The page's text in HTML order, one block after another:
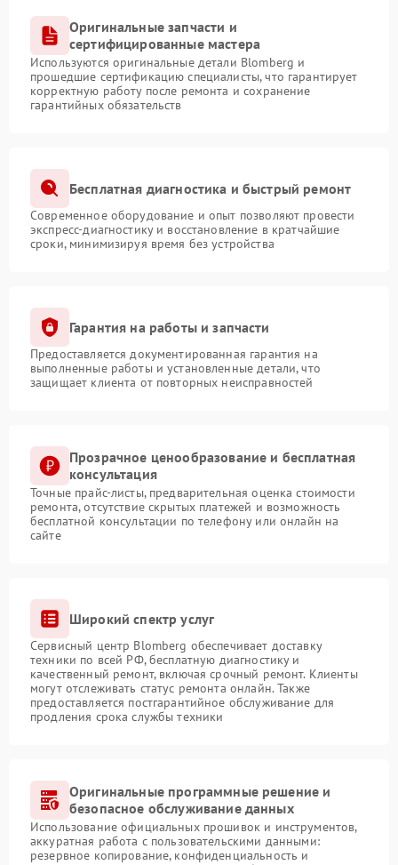
Оригинальные запчасти и
сертифицированные мастера
Используются оригинальные детали Blomberg и
прошедшие сертификацию специалисты, что гарантирует
корректную работу после ремонта и сохранение
гарантийных обязательств
Бесплатная диагностика и быстрый ремонт
Современное оборудование и опыт позволяют провести
экспресс-диагностику и восстановление в кратчайшие
сроки, минимизируя время без устройства
Гарантия на работы и запчасти
Предоставляется документированная гарантия на
выполненные работы и установленные детали, что
защищает клиента от повторных неисправностей
Прозрачное ценообразование и бесплатная
консультация
Точные прайс-листы, предварительная оценка стоимости
ремонта, отсутствие скрытых платежей и возможность
бесплатной консультации по телефону или онлайн на
сайте
Широкий спектр услуг
Сервисный центр Blomberg обеспечивает доставку
техники по всей РФ, бесплатную диагностику и
качественный ремонт, включая срочный ремонт. Клиенты
могут отслеживать статус ремонта онлайн. Также
предоставляется постгарантийное обслуживание для
продления срока службы техники
Оригинальные программные решение и
безопасное обслуживание данных
Использование официальных прошивок и инструментов,
аккуратная работа с пользовательскими данными:
резервное копирование, конфиденциальность и